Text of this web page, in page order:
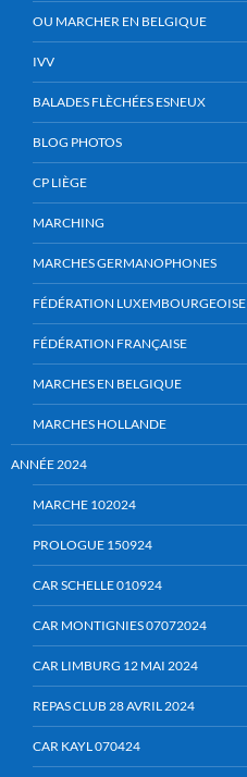
OU MARCHER EN BELGIQUE
IVV
BALADES FLÈCHÉES ESNEUX
BLOG PHOTOS
CP LIÈGE
MARCHING
MARCHES GERMANOPHONES
FÉDÉRATION LUXEMBOURGEOISE
FÉDÉRATION FRANÇAISE
MARCHES EN BELGIQUE
MARCHES HOLLANDE
ANNÉE 2024
MARCHE 102024
PROLOGUE 150924
CAR SCHELLE 010924
CAR MONTIGNIES 07072024
CAR LIMBURG 12 MAI 2024
REPAS CLUB 28 AVRIL 2024
CAR KAYL 070424